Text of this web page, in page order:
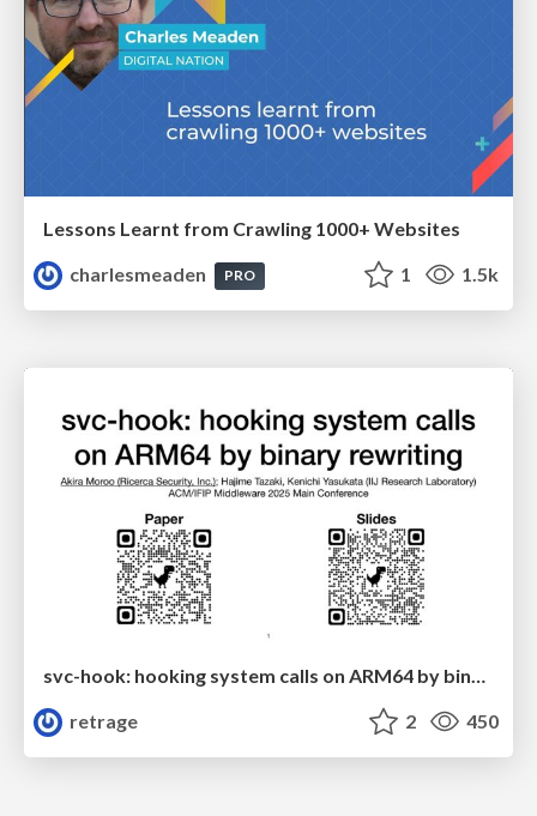
Lessons Learnt from Crawling 1000+ Websites
charlesmeaden
PRO 1 1.5k
svc-hook: hooking system calls on ARM64 by binary rewriting
retrage
2 450